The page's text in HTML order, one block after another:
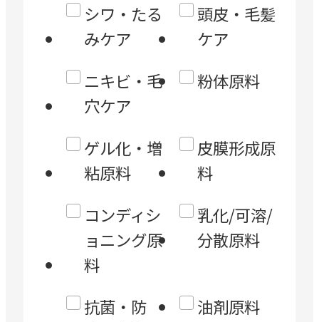
シワ・たる
みケア
頭皮・毛髪
ケア
ニキビ・毛
穴ケア
粉体原料
ゲル化・増
粘原料
皮膜形成原
料
コンディシ
ョニング原
料
乳化/可溶/
分散原料
抗菌・防
油剤原料